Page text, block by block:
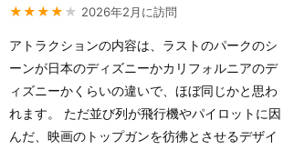
★★★★ ★ 2026年2月に訪問
アトラクションの内容は、ラストのパークのシ
ーンが日本のディズニーかカリフォルニアのデ
ィズニーかくらいの違いで、ほぼ同じかと思わ
れます。 ただ並び列が飛行機やパイロットに因
んだ、映画のトップガンを彷彿とさせるデザイ